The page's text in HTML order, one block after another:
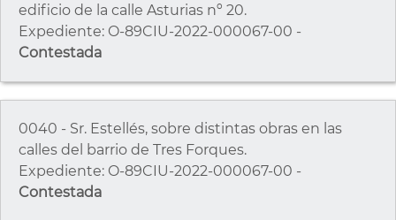
edificio de la calle Asturias nº 20.
Expediente: O-89CIU-2022-000067-00 -
Contestada
0040 - Sr. Estellés, sobre distintas obras en las
calles del barrio de Tres Forques.
Expediente: O-89CIU-2022-000067-00 -
Contestada